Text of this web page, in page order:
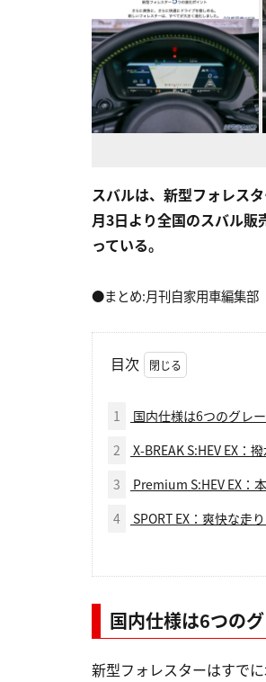
スバルは、新型フォレス
月3日より全国のスバル販
っている。
●まとめ:月刊自家用車編集部
目次
1
国内仕様は6つのグレ
2
X-BREAK S:HEV EX：
3
Premium S:HEV EX：
4
SPORT EX：爽快な走
国内仕様は6つの
新型フォレスターはすで